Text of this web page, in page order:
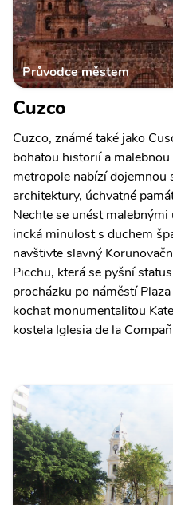
Průvodce městem
Cuzco
Cuzco, známé také jako
bohatou historií a
metropole nabízí dojemnou
architektury, úchvatné
Nechte se unést
incká minulost s duchem
navštivte slavný
Picchu, která se pyšní
procházku po náměstí
kochat monumentalitou
kostela Iglesia de la